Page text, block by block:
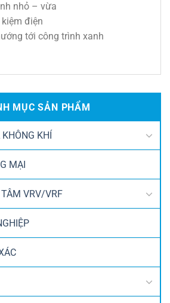
nhỏ – vừa
điện
tới công trình xanh
MỤC SẢN PHẨM
KHÍ
MẠI
VRV/VRF